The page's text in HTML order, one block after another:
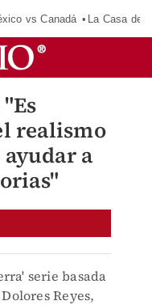
vs Canadá La Casa de
realismo
a
serie basada
Reyes,